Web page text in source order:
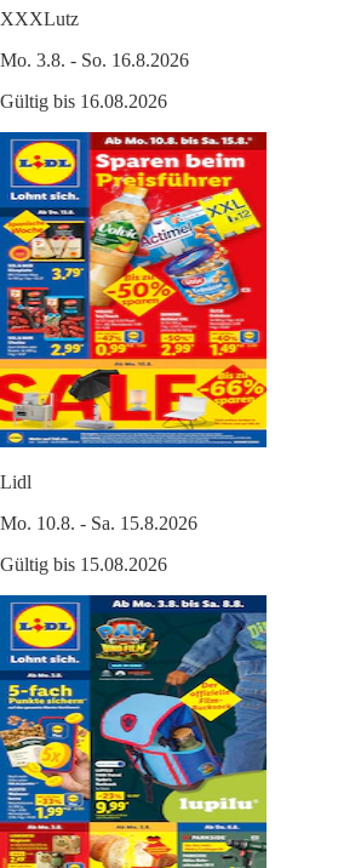
XXXLutz
Mo. 3.8. - So. 16.8.2026
Gültig bis 16.08.2026
Lidl
Mo. 10.8. - Sa. 15.8.2026
Gültig bis 15.08.2026